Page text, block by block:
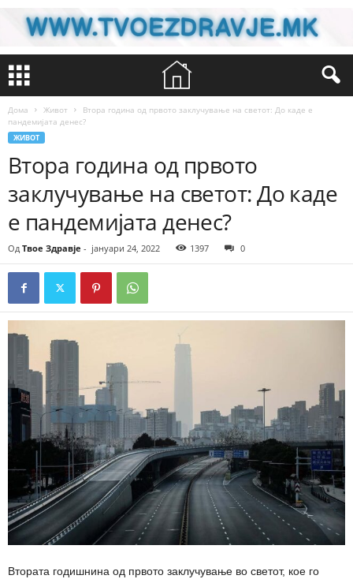
Дома Живот
Втора година од првото заклучување на светот: До каде е
пандемијата денес?
ЖИВОТ
Втора година од првото
заклучување на светот: До каде
е пандемијата денес?
Од Твое Здравје - јануари 24, 2022 1397 0
Втората годишнина од првото заклучување во светот, кое го